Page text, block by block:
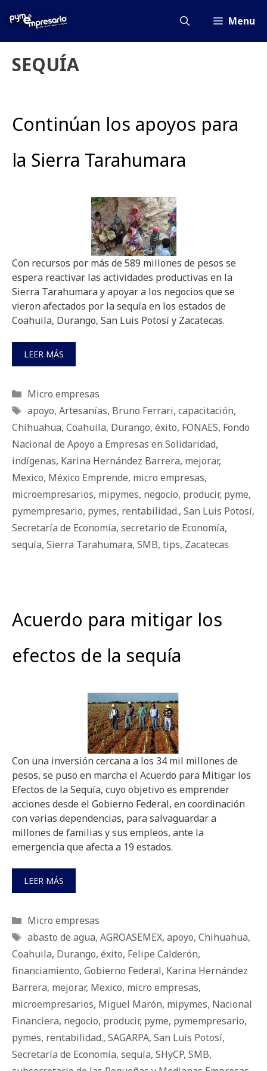
Menu
SEQUÍA
Continúan los apoyos para
la Sierra Tarahumara
Con recursos por más de 589 millones de pesos se
espera reactivar las actividades productivas en la
Sierra Tarahumara y apoyar a los negocios que se
vieron afectados por la sequía en los estados de
Coahuila, Durango, San Luis Potosí y Zacatecas.
LEER MÁS
Categorías
Micro empresas
Etiquetas
apoyo, Artesanías, Bruno Ferrari, capacitación,
Chihuahua, Coahuila, Durango, éxito, FONAES, Fondo
Nacional de Apoyo a Empresas en Solidaridad,
indígenas, Karina Hernández Barrera, mejorar,
Mexico, México Emprende, micro empresas,
microempresarios, mipymes, negocio, producir, pyme,
pymempresario, pymes, rentabilidad., San Luis Potosí,
Secretaría de Economía, secretario de Economía,
sequía, Sierra Tarahumara, SMB, tips, Zacatecas
Acuerdo para mitigar los
efectos de la sequía
Con una inversión cercana a los 34 mil millones de
pesos, se puso en marcha el Acuerdo para Mitigar los
Efectos de la Sequía, cuyo objetivo es emprender
acciones desde el Gobierno Federal, en coordinación
con varias dependencias, para salvaguardar a
millones de familias y sus empleos, ante la
emergencia que afecta a 19 estados.
LEER MÁS
Categorías
Micro empresas
Etiquetas
abasto de agua, AGROASEMEX, apoyo, Chihuahua,
Coahuila, Durango, éxito, Felipe Calderón,
financiamiento, Gobierno Federal, Karina Hernández
Barrera, mejorar, Mexico, micro empresas,
microempresarios, Miguel Marón, mipymes, Nacional
Financiera, negocio, producir, pyme, pymempresario,
pymes, rentabilidad., SAGARPA, San Luis Potosí,
Secretaría de Economía, sequía, SHyCP, SMB,